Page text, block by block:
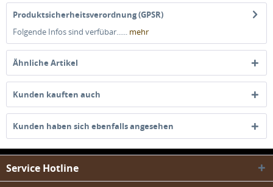
Produktsicherheitsverordnung (GPSR)
Folgende Infos sind verfübar...... mehr
Ähnliche Artikel
Kunden kauften auch
Kunden haben sich ebenfalls angesehen
Service Hotline